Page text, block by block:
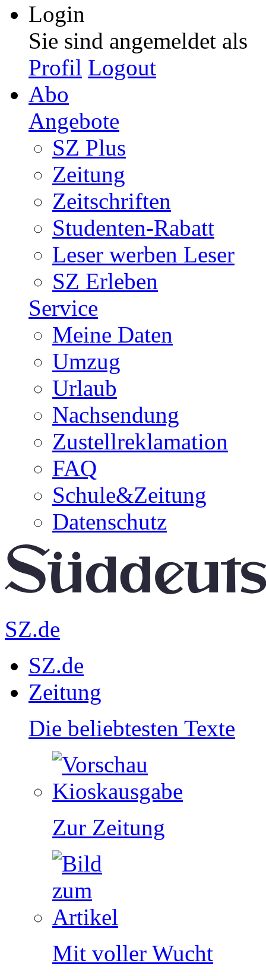
Login
Sie sind angemeldet als
Profil Logout
Abo
Angebote
SZ Plus
Zeitung
Zeitschriften
Studenten-Rabatt
Leser werben Leser
SZ Erleben
Service
Meine Daten
Umzug
Urlaub
Nachsendung
Zustellreklamation
FAQ
Schule&Zeitung
Datenschutz
SZ.de
SZ.de
Zeitung
Die beliebtesten Texte
Zur Zeitung
Mit voller Wucht